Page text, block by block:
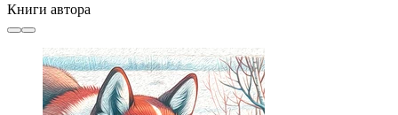
Книги автора